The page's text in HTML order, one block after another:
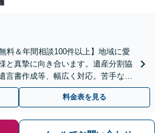
料＆年間相談100件以上】地域に愛
と真摯に向き合います。遺産分割協
言書作成等、幅広く対応。苦手な親
かりやすい費用体系】
料金表を見る